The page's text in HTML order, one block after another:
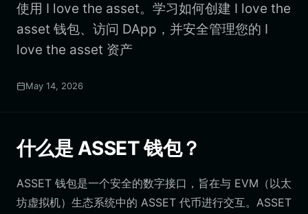
Español (Argentina)
使用 I love the asset。学习如何创建 I love the
asset 钱包、访问 DApp，并安全管理您的 I
love the asset 资产
May 14, 2026
什么是 ASSET 钱包？
ASSET 钱包是一个安全的数字接口，旨在与 EVM（以太
坊虚拟机）生态系统中的 ASSET 代币进行交互。ASSET